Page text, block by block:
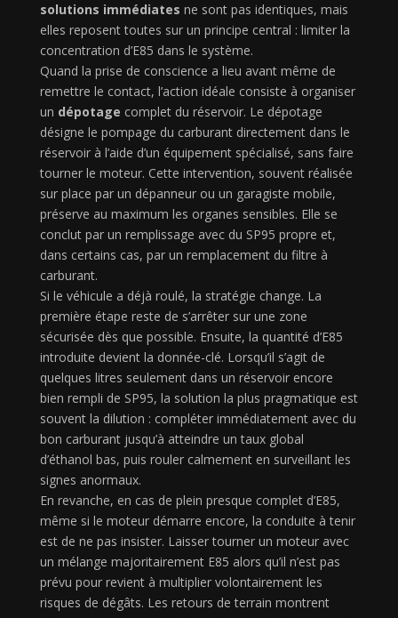
solutions immédiates ne sont pas identiques, mais
elles reposent toutes sur un principe central : limiter la
concentration d’E85 dans le système.
Quand la prise de conscience a lieu avant même de
remettre le contact, l’action idéale consiste à organiser
un dépotage complet du réservoir. Le dépotage
désigne le pompage du carburant directement dans le
réservoir à l’aide d’un équipement spécialisé, sans faire
tourner le moteur. Cette intervention, souvent réalisée
sur place par un dépanneur ou un garagiste mobile,
préserve au maximum les organes sensibles. Elle se
conclut par un remplissage avec du SP95 propre et,
dans certains cas, par un remplacement du filtre à
carburant.
Si le véhicule a déjà roulé, la stratégie change. La
première étape reste de s’arrêter sur une zone
sécurisée dès que possible. Ensuite, la quantité d’E85
introduite devient la donnée-clé. Lorsqu’il s’agit de
quelques litres seulement dans un réservoir encore
bien rempli de SP95, la solution la plus pragmatique est
souvent la dilution : compléter immédiatement avec du
bon carburant jusqu’à atteindre un taux global
d’éthanol bas, puis rouler calmement en surveillant les
signes anormaux.
En revanche, en cas de plein presque complet d’E85,
même si le moteur démarre encore, la conduite à tenir
est de ne pas insister. Laisser tourner un moteur avec
un mélange majoritairement E85 alors qu’il n’est pas
prévu pour revient à multiplier volontairement les
risques de dégâts. Les retours de terrain montrent